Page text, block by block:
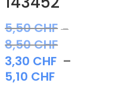
5,50CHF –
8,50CHF
5,50 CHF
3,30 CHF –
5,10 CHF